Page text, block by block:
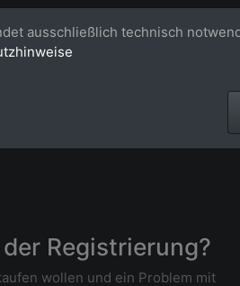
Bildagentur
Registrierung?
wollen und ein Problem mit
ausschließlich technisch